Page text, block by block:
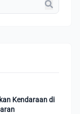
Kendaraan di